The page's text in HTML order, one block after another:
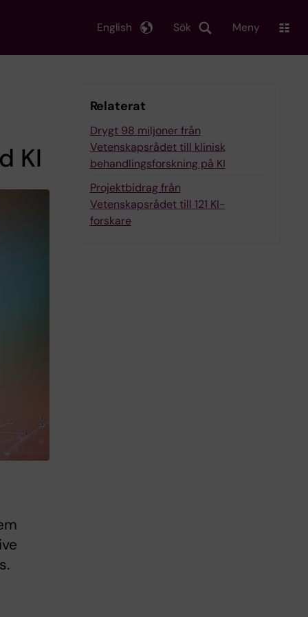
Sök
English Meny
KI
Relaterat
Drygt 98 miljoner från
Vetenskapsrådet till klinisk
behandlingsforskning på KI
Projektbidrag från
Vetenskapsrådet till 121 KI-
forskare